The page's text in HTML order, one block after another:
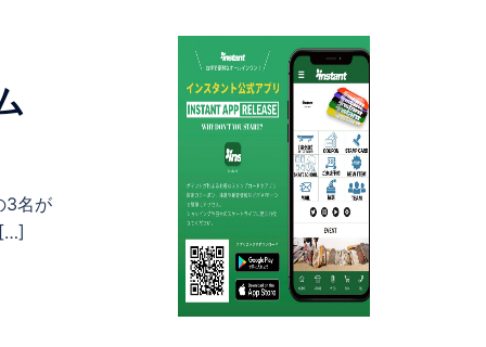
3名が